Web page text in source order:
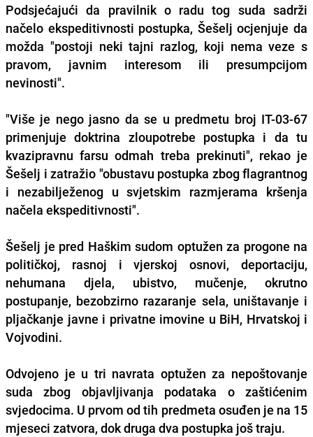
Podsjećajući da pravilnik o radu tog suda sadrži
načelo ekspeditivnosti postupka, Šešelj ocjenjuje da
možda "postoji neki tajni razlog, koji nema veze s
pravom, javnim interesom ili presumpcijom
nevinosti".
"Više je nego jasno da se u predmetu broj IT-03-67
primenjuje doktrina zloupotrebe postupka i da tu
kvazipravnu farsu odmah treba prekinuti", rekao je
Šešelj i zatražio "obustavu postupka zbog flagrantnog
i nezabilježenog u svjetskim razmjerama kršenja
načela ekspeditivnosti".
Šešelj je pred Haškim sudom optužen za progone na
političkoj, rasnoj i vjerskoj osnovi, deportaciju,
nehumana djela, ubistvo, mučenje, okrutno
postupanje, bezobzirno razaranje sela, uništavanje i
pljačkanje javne i privatne imovine u BiH, Hrvatskoj i
Vojvodini.
Odvojeno je u tri navrata optužen za nepoštovanje
suda zbog objavljivanja podataka o zaštićenim
svjedocima. U prvom od tih predmeta osuđen je na 15
mjeseci zatvora, dok druga dva postupka još traju.